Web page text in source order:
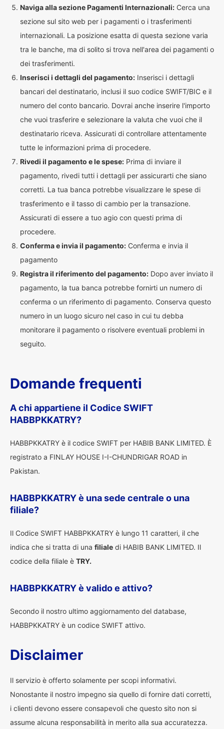
Naviga alla sezione Pagamenti Internazionali: Cerca una
sezione sul sito web per i pagamenti o i trasferimenti
internazionali. La posizione esatta di questa sezione varia
tra le banche, ma di solito si trova nell'area dei pagamenti o
dei trasferimenti.
Inserisci i dettagli del pagamento: Inserisci i dettagli
bancari del destinatario, inclusi il suo codice SWIFT/BIC e il
numero del conto bancario. Dovrai anche inserire l'importo
che vuoi trasferire e selezionare la valuta che vuoi che il
destinatario riceva. Assicurati di controllare attentamente
tutte le informazioni prima di procedere.
Rivedi il pagamento e le spese: Prima di inviare il
pagamento, rivedi tutti i dettagli per assicurarti che siano
corretti. La tua banca potrebbe visualizzare le spese di
trasferimento e il tasso di cambio per la transazione.
Assicurati di essere a tuo agio con questi prima di
procedere.
Conferma e invia il pagamento: Conferma e invia il
pagamento
Registra il riferimento del pagamento: Dopo aver inviato il
pagamento, la tua banca potrebbe fornirti un numero di
conferma o un riferimento di pagamento. Conserva questo
numero in un luogo sicuro nel caso in cui tu debba
monitorare il pagamento o risolvere eventuali problemi in
seguito.
Domande frequenti
A chi appartiene il Codice SWIFT
HABBPKKATRY?
HABBPKKATRY è il codice SWIFT per HABIB BANK LIMITED. È
registrato a FINLAY HOUSE I-I-CHUNDRIGAR ROAD in
Pakistan.
HABBPKKATRY è una sede centrale o una
filiale?
Il Codice SWIFT HABBPKKATRY è lungo 11 caratteri, il che
indica che si tratta di una filiale di HABIB BANK LIMITED. Il
codice della filiale è TRY.
HABBPKKATRY è valido e attivo?
Secondo il nostro ultimo aggiornamento del database,
HABBPKKATRY è un codice SWIFT attivo.
Disclaimer
Il servizio è offerto solamente per scopi informativi.
Nonostante il nostro impegno sia quello di fornire dati corretti,
i clienti devono essere consapevoli che questo sito non si
assume alcuna responsabilità in merito alla sua accuratezza.